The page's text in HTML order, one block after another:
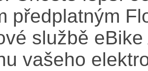
předplatným
službě
vašeho